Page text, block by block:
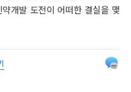
개발 도전이 어떠한 결실을 맺